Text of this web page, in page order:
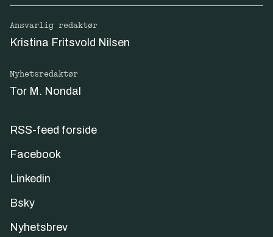
Ansvarlig redaktør
Kristina Fritsvold Nilsen
Nyhetsredaktør
Tor M. Nondal
RSS-feed forside
Facebook
Linkedin
Bsky
Nyhetsbrev